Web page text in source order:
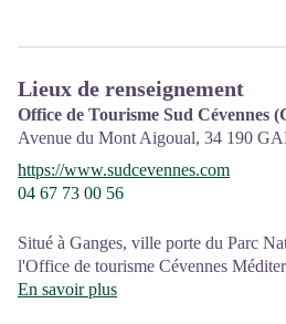
Lieux de renseignement
Office de Tourisme Sud Cévennes
Avenue du Mont Aigoual, 34 190
https://www.sudcevennes.com
04 67 73 00 56
Situé à Ganges, ville porte du Parc
l'Office de tourisme Cévennes
idéal pour partir à la découverte de
En savoir plus